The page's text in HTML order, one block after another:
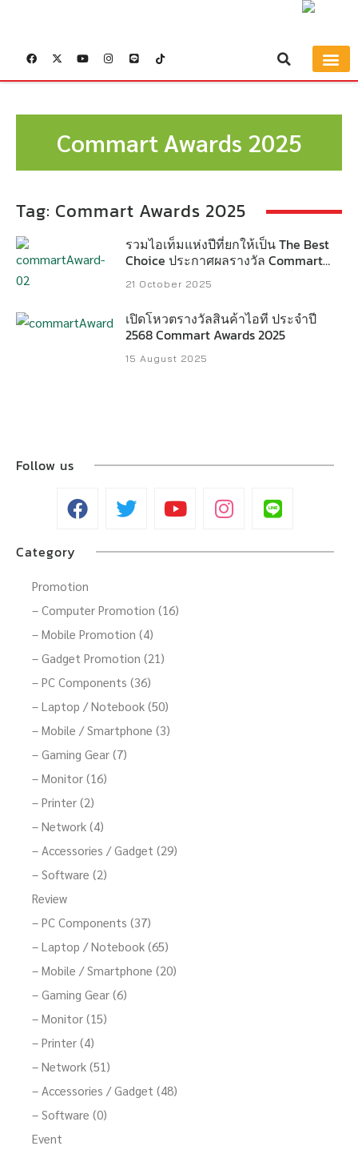
Commart Awards 2025
Tag: Commart Awards 2025
รวมไอเท็มแห่งปีที่ยกให้เป็น The Best
Choice ประกาศผลรางวัล Commart
Awards 2025
21 October 2025
เปิดโหวตรางวัลสินค้าไอที ประจำปี
2568 Commart Awards 2025
15 August 2025
Follow us
Category
Promotion
– Computer Promotion (16)
– Mobile Promotion (4)
– Gadget Promotion (21)
– PC Components (36)
– Laptop / Notebook (50)
– Mobile / Smartphone (3)
– Gaming Gear (7)
– Monitor (16)
– Printer (2)
– Network (4)
– Accessories / Gadget (29)
– Software (2)
Review
– PC Components (37)
– Laptop / Notebook (65)
– Mobile / Smartphone (20)
– Gaming Gear (6)
– Monitor (15)
– Printer (4)
– Network (51)
– Accessories / Gadget (48)
– Software (0)
Event